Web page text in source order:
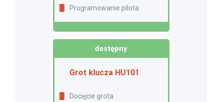
Programowanie pilota
dostępny
Grot klucza HU101
Docięcie grota